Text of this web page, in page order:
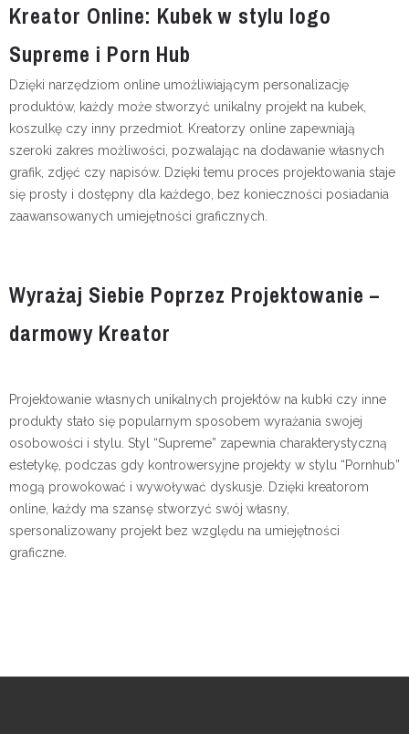
Kreator Online: Kubek w stylu logo
Supreme i Porn Hub
Dzięki narzędziom online umożliwiającym personalizację
produktów, każdy może stworzyć unikalny projekt na kubek,
koszulkę czy inny przedmiot. Kreatorzy online zapewniają
szeroki zakres możliwości, pozwalając na dodawanie własnych
grafik, zdjęć czy napisów. Dzięki temu proces projektowania staje
się prosty i dostępny dla każdego, bez konieczności posiadania
zaawansowanych umiejętności graficznych.
Wyrażaj Siebie Poprzez Projektowanie –
darmowy Kreator
Projektowanie własnych unikalnych projektów na kubki czy inne
produkty stało się popularnym sposobem wyrażania swojej
osobowości i stylu. Styl “Supreme” zapewnia charakterystyczną
estetykę, podczas gdy kontrowersyjne projekty w stylu “Pornhub”
mogą prowokować i wywoływać dyskusje. Dzięki kreatorom
online, każdy ma szansę stworzyć swój własny,
spersonalizowany projekt bez względu na umiejętności
graficzne.